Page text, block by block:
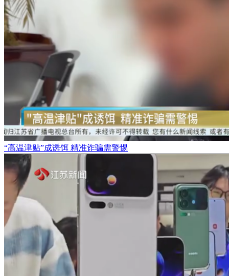
“高温津贴”成诱饵 精准诈骗需警惕